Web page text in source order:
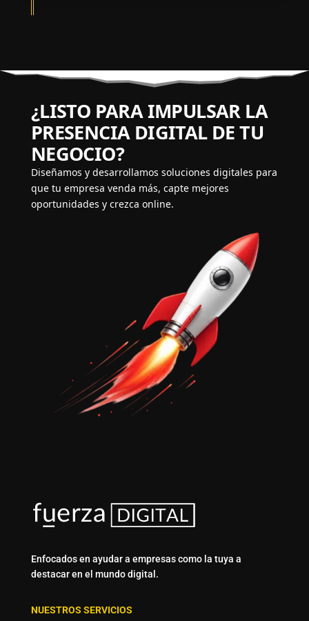
¿LISTO PARA IMPULSAR LA
PRESENCIA DIGITAL DE TU
NEGOCIO?
Diseñamos y desarrollamos soluciones digitales para
que tu empresa venda más, capte mejores
oportunidades y crezca online.
Enfocados en ayudar a empresas como la tuya a
destacar en el mundo digital.
NUESTROS SERVICIOS